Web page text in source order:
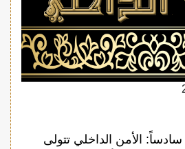
سادساً: الأمن الداخلي تتولى